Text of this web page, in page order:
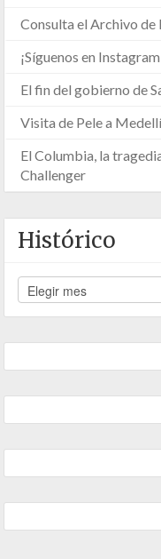
Consulta el Archivo de
¡Síguenos en
El fin del gobierno de
Visita de Pele a
El Columbia, la
Challenger
Histórico